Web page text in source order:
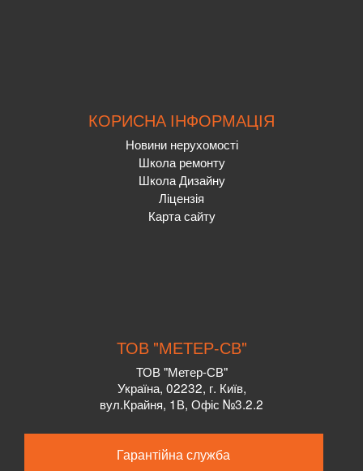
КОРИСНА ІНФОРМАЦІЯ
Новини нерухомості
Школа ремонту
Школа Дизайну
Ліцензія
Карта сайту
ТОВ "МЕТЕР-СВ"
ТОВ "Метер-СВ"
Україна, 02232, г. Київ,
вул.Крайня, 1В, Офіс №3.2.2
Гарантійна служба